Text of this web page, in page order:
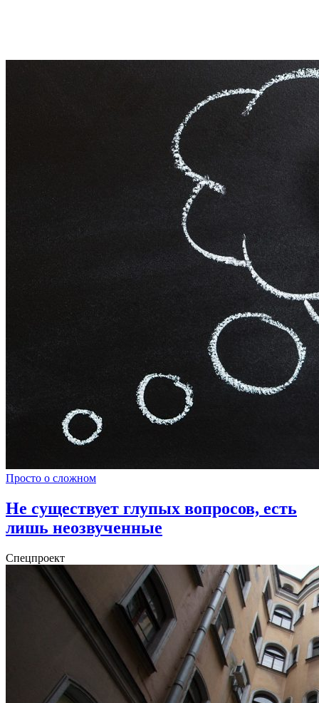
Просто о сложном
Не существует глупых вопросов, есть
лишь неозвученные
Спецпроект